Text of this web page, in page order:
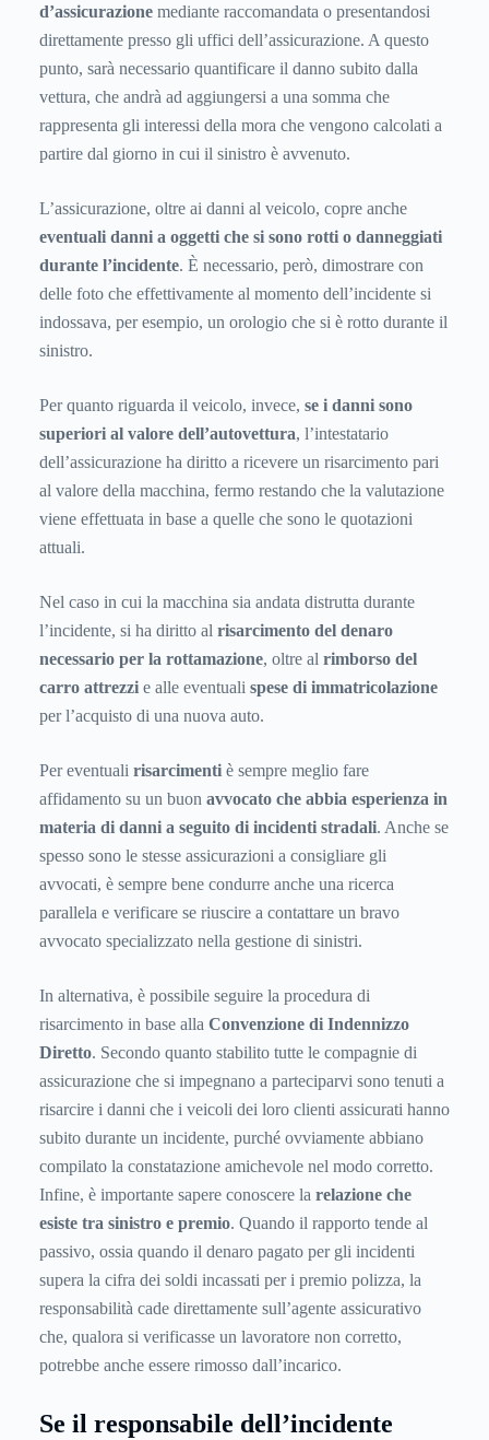
d’assicurazione mediante raccomandata o presentandosi
direttamente presso gli uffici dell’assicurazione. A questo
punto, sarà necessario quantificare il danno subito dalla
vettura, che andrà ad aggiungersi a una somma che
rappresenta gli interessi della mora che vengono calcolati a
partire dal giorno in cui il sinistro è avvenuto.
L’assicurazione, oltre ai danni al veicolo, copre anche
eventuali danni a oggetti che si sono rotti o danneggiati
durante l’incidente. È necessario, però, dimostrare con
delle foto che effettivamente al momento dell’incidente si
indossava, per esempio, un orologio che si è rotto durante il
sinistro.
Per quanto riguarda il veicolo, invece, se i danni sono
superiori al valore dell’autovettura, l’intestatario
dell’assicurazione ha diritto a ricevere un risarcimento pari
al valore della macchina, fermo restando che la valutazione
viene effettuata in base a quelle che sono le quotazioni
attuali.
Nel caso in cui la macchina sia andata distrutta durante
l’incidente, si ha diritto al risarcimento del denaro
necessario per la rottamazione, oltre al rimborso del
carro attrezzi e alle eventuali spese di immatricolazione
per l’acquisto di una nuova auto.
Per eventuali risarcimenti è sempre meglio fare
affidamento su un buon avvocato che abbia esperienza in
materia di danni a seguito di incidenti stradali. Anche se
spesso sono le stesse assicurazioni a consigliare gli
avvocati, è sempre bene condurre anche una ricerca
parallela e verificare se riuscire a contattare un bravo
avvocato specializzato nella gestione di sinistri.
In alternativa, è possibile seguire la procedura di
risarcimento in base alla Convenzione di Indennizzo
Diretto. Secondo quanto stabilito tutte le compagnie di
assicurazione che si impegnano a parteciparvi sono tenuti a
risarcire i danni che i veicoli dei loro clienti assicurati hanno
subito durante un incidente, purché ovviamente abbiano
compilato la constatazione amichevole nel modo corretto.
Infine, è importante sapere conoscere la relazione che
esiste tra sinistro e premio. Quando il rapporto tende al
passivo, ossia quando il denaro pagato per gli incidenti
supera la cifra dei soldi incassati per i premio polizza, la
responsabilità cade direttamente sull’agente assicurativo
che, qualora si verificasse un lavoratore non corretto,
potrebbe anche essere rimosso dall’incarico.
Se il responsabile dell’incidente